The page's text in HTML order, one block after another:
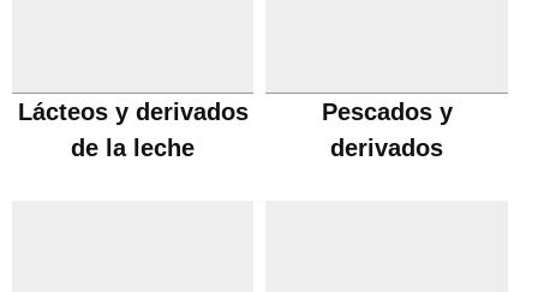
Lácteos y derivados
de la leche
Pescados y
derivados